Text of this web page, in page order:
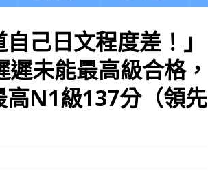
己日文程度差！」
遲未能最高級合格，
N1級137分（領先